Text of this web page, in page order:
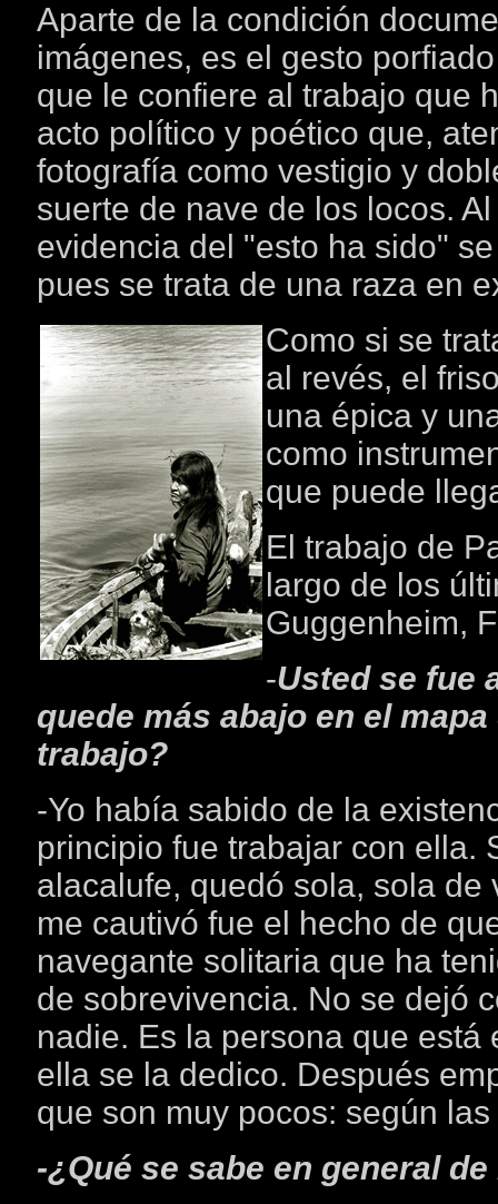
Aparte de la condición
imágenes, es el gesto
que le confiere al trabajo que
acto político y poético que,
fotografía como vestigio y
suerte de nave de los locos.
evidencia del "esto ha sido"
pues se trata de una raza en
Como si se
al revés, el
una épica y
como
que puede
El trabajo de
largo de los
Guggenheim,
-Usted se fue
quede más abajo en el
trabajo?
-Yo había sabido de la
principio fue trabajar con ella.
alacalufe, quedó sola, sola
me cautivó fue el hecho de
navegante solitaria que ha
de sobrevivencia. No se dejó
nadie. Es la persona que
ella se la dedico. Después
que son muy pocos: según
-¿Qué se sabe en general